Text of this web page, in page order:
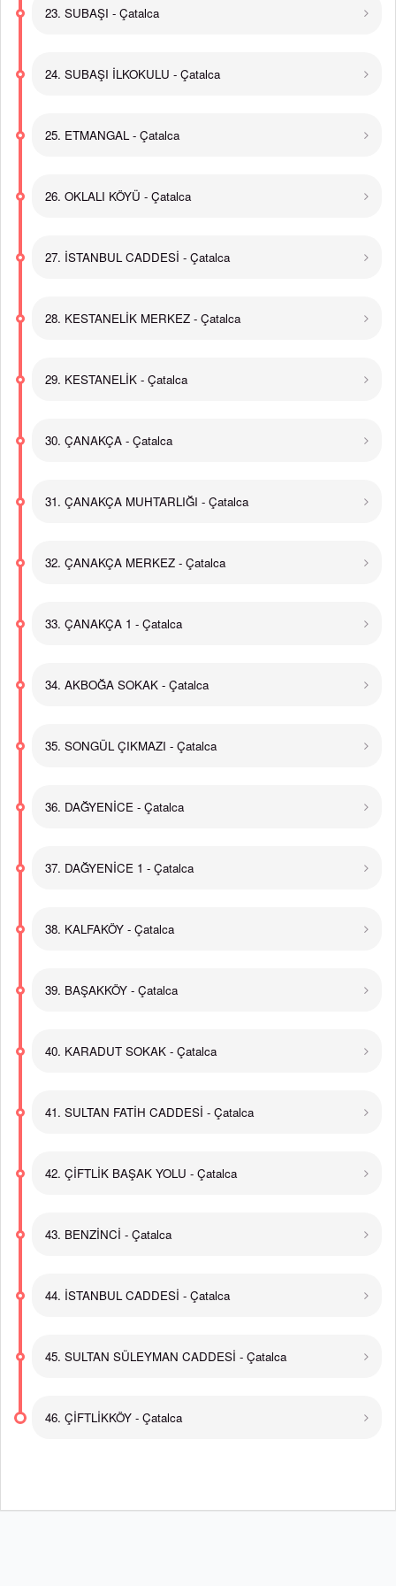
23. SUBAŞI - Çatalca
24. SUBAŞI İLKOKULU - Çatalca
25. ETMANGAL - Çatalca
26. OKLALI KÖYÜ - Çatalca
27. İSTANBUL CADDESİ - Çatalca
28. KESTANELİK MERKEZ - Çatalca
29. KESTANELİK - Çatalca
30. ÇANAKÇA - Çatalca
31. ÇANAKÇA MUHTARLIĞI - Çatalca
32. ÇANAKÇA MERKEZ - Çatalca
33. ÇANAKÇA 1 - Çatalca
34. AKBOĞA SOKAK - Çatalca
35. SONGÜL ÇIKMAZI - Çatalca
36. DAĞYENİCE - Çatalca
37. DAĞYENİCE 1 - Çatalca
38. KALFAKÖY - Çatalca
39. BAŞAKKÖY - Çatalca
40. KARADUT SOKAK - Çatalca
41. SULTAN FATİH CADDESİ - Çatalca
42. ÇİFTLİK BAŞAK YOLU - Çatalca
43. BENZİNCİ - Çatalca
44. İSTANBUL CADDESİ - Çatalca
45. SULTAN SÜLEYMAN CADDESİ - Çatalca
46. ÇİFTLİKKÖY - Çatalca